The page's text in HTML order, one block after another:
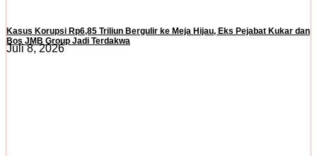
Kasus Korupsi Rp6,85 Triliun Bergulir ke Meja Hijau, Eks Pejabat Kukar dan
Bos JMB Group Jadi Terdakwa
Juli 8, 2026